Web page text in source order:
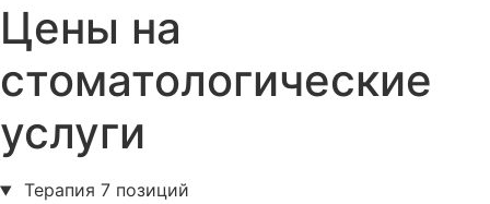
Цены на
стоматологические
услуги
Терапия 7 позиций